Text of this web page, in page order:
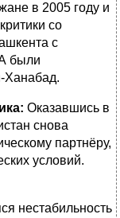
в 2005 году и
со
с
были
Ханабад.
Оказавшись в
снова
партнёру,
условий.
нестабильность